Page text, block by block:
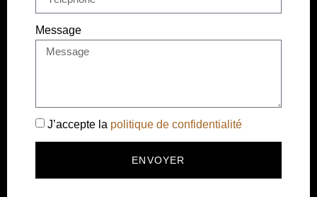
Message
J’accepte la politique de confidentialité
ENVOYER